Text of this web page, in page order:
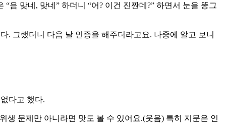
맞네, 맞네” 하더니 “어? 이건 진짠데?” 하면서 눈을 똥그
. 그랬더니 다음 날 인증을 해주더라고요. 나중에 알고 보니
다고 했다.
생 문제만 아니라면 맛도 볼 수 있어요.(웃음) 특히 지문은 인